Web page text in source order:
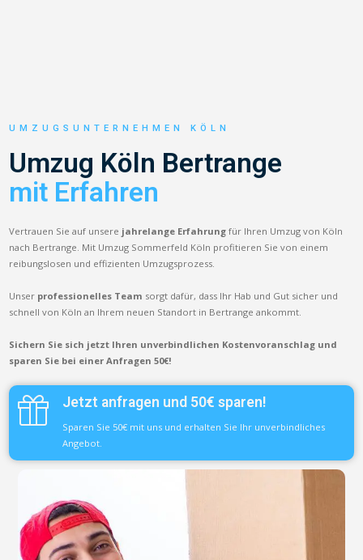
UMZUGSUNTERNEHMEN KÖLN
Umzug Köln Bertrange
mit Erfahren
Vertrauen Sie auf unsere jahrelange Erfahrung für Ihren Umzug von Köln
nach Bertrange. Mit Umzug Sommerfeld Köln profitieren Sie von einem
reibungslosen und effizienten Umzugsprozess.
Unser professionelles Team sorgt dafür, dass Ihr Hab und Gut sicher und
schnell von Köln an Ihrem neuen Standort in Bertrange ankommt.
Sichern Sie sich jetzt Ihren unverbindlichen Kostenvoranschlag und
sparen Sie bei einer Anfragen 50€!
Jetzt anfragen und 50€ sparen!
Sparen Sie 50€ mit uns und erhalten Sie Ihr unverbindliches
Angebot.